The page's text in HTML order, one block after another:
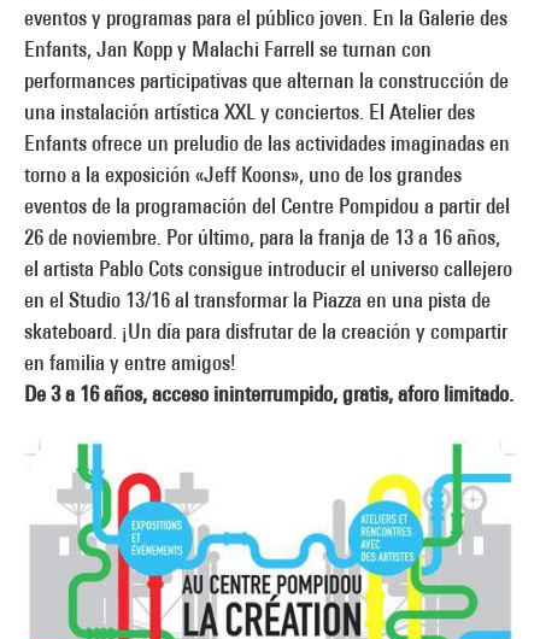
eventos y programas para el público joven. En la Galerie des
Enfants, Jan Kopp y Malachi Farrell se turnan con
performances participativas que alternan la construcción de
una instalación artística XXL y conciertos. El Atelier des
Enfants ofrece un preludio de las actividades imaginadas en
torno a la exposición «Jeff Koons», uno de los grandes
eventos de la programación del Centre Pompidou a partir del
26 de noviembre. Por último, para la franja de 13 a 16 años,
el artista Pablo Cots consigue introducir el universo callejero
en el Studio 13/16 al transformar la Piazza en una pista de
skateboard. ¡Un día para disfrutar de la creación y compartir
en familia y entre amigos!
De 3 a 16 años, acceso ininterrumpido, gratis, aforo limitado.